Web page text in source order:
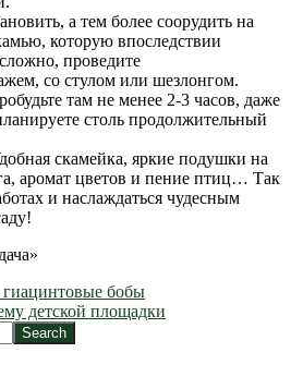
а тем более соорудить на
которую впоследствии
проведите
со стулом или шезлонгом.
там не менее 2-3 часов, даже
столь продолжительный
скамейка, яркие подушки на
аромат цветов и пение птиц… Так
и наслаждаться чудесным
бобы
детской площадки